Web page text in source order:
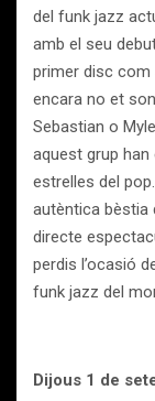
del funk jazz
amb el seu
primer disc com
encara no et
Sebastian o
aquest grup
estrelles del
autèntica bèstia
directe
perdis l’ocasió
funk jazz del
Dijous 1 de